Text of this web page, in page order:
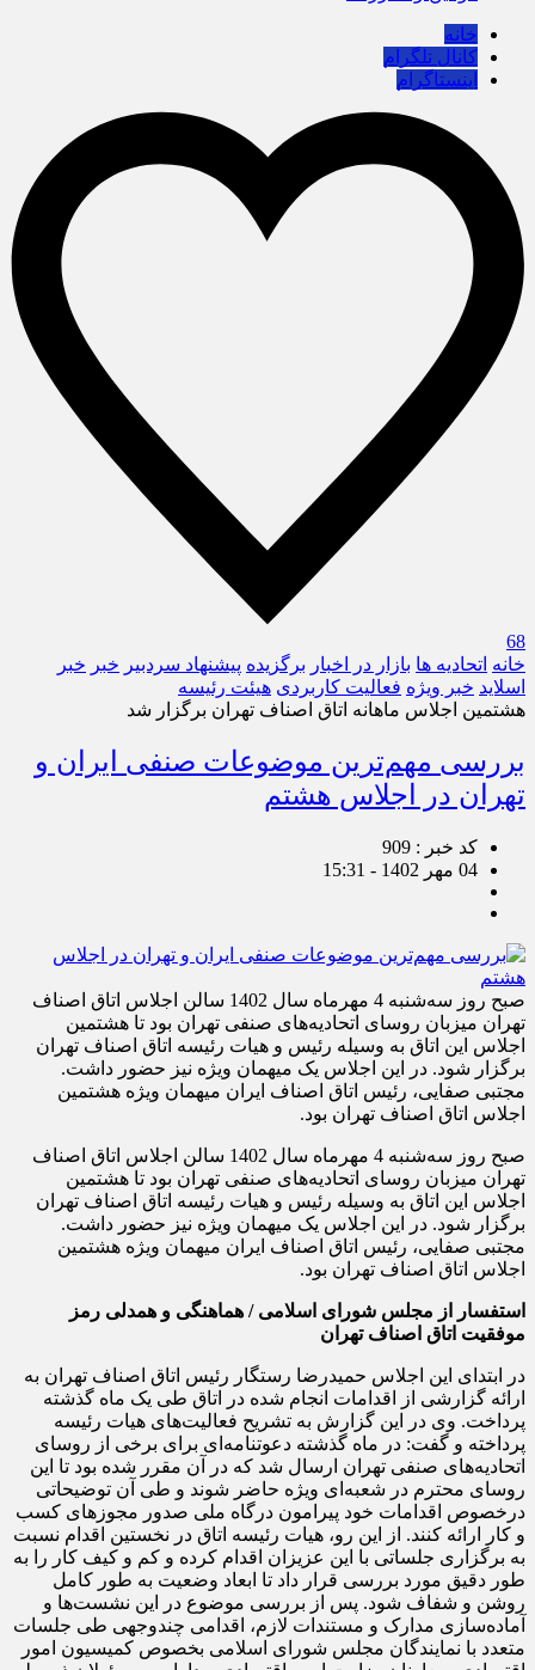
خانه
کانال تلگرام
اینستاگرام
68
خانه اتحادیه ها بازار در اخبار برگزیده پیشنهاد سردبیر خبر خبر
اسلايد خبر ویژه فعالیت کاربردی هیئت رئیسه
هشتمین اجلاس ماهانه اتاق اصناف تهران برگزار شد
بررسی مهم‌ترین موضوعات صنفی ایران و
تهران در اجلاس هشتم
کد خبر : 909
04 مهر 1402 - 15:31
صبح روز سه‌شنبه 4 مهرماه سال 1402 سالن اجلاس اتاق اصناف
تهران میزبان روسای اتحادیه‌های صنفی تهران بود تا هشتمین
اجلاس این اتاق به وسیله رئیس و هیات رئیسه اتاق اصناف تهران
برگزار شود. در این اجلاس یک میهمان ویژه نیز حضور داشت.
مجتبی صفایی، رئیس اتاق اصناف ایران میهمان ویژه هشتمین
اجلاس اتاق اصناف تهران بود.
صبح روز سه‌شنبه 4 مهرماه سال 1402 سالن اجلاس اتاق اصناف
تهران میزبان روسای اتحادیه‌های صنفی تهران بود تا هشتمین
اجلاس این اتاق به وسیله رئیس و هیات رئیسه اتاق اصناف تهران
برگزار شود. در این اجلاس یک میهمان ویژه نیز حضور داشت.
مجتبی صفایی، رئیس اتاق اصناف ایران میهمان ویژه هشتمین
اجلاس اتاق اصناف تهران بود.
استفسار از مجلس شورای اسلامی / هماهنگی و همدلی رمز
موفقیت اتاق اصناف تهران
در ابتدای این اجلاس حمیدرضا رستگار رئیس اتاق اصناف تهران به
ارائه گزارشی از اقدامات انجام شده در اتاق طی یک ماه گذشته
پرداخت. وی در این گزارش به تشریح فعالیت‌های هیات رئیسه
پرداخته و گفت: در ماه گذشته دعوتنامه‌ای برای برخی از روسای
اتحادیه‌های صنفی تهران ارسال شد که در آن مقرر شده بود تا این
روسای محترم در شعبه‌ای ویژه حاضر شوند و طی آن توضیحاتی
درخصوص اقدامات خود پیرامون درگاه ملی صدور مجوزهای کسب
و کار ارائه کنند. از این رو، هیات رئیسه اتاق در نخستین اقدام نسبت
به برگزاری جلساتی با این عزیزان اقدام کرده و کم و کیف کار را به
طور دقیق مورد بررسی قرار داد تا ابعاد وضعیت به طور کامل
روشن و شفاف شود. پس از بررسی موضوع در این نشست‌ها و
آماده‌سازی مدارک و مستندات لازم، اقدامی چندوجهی طی جلسات
متعدد با نمایندگان مجلس شورای اسلامی بخصوص کمیسیون امور